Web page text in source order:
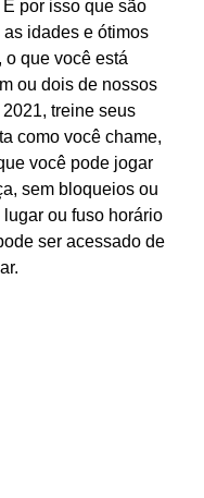
por isso que são
idades e ótimos
o que você está
ou dois de nossos
treine seus
como você chame,
você pode jogar
sem bloqueios ou
ou fuso horário
ser acessado de